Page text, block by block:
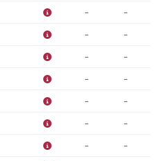
– –
– –
– –
– –
– –
– –
– –